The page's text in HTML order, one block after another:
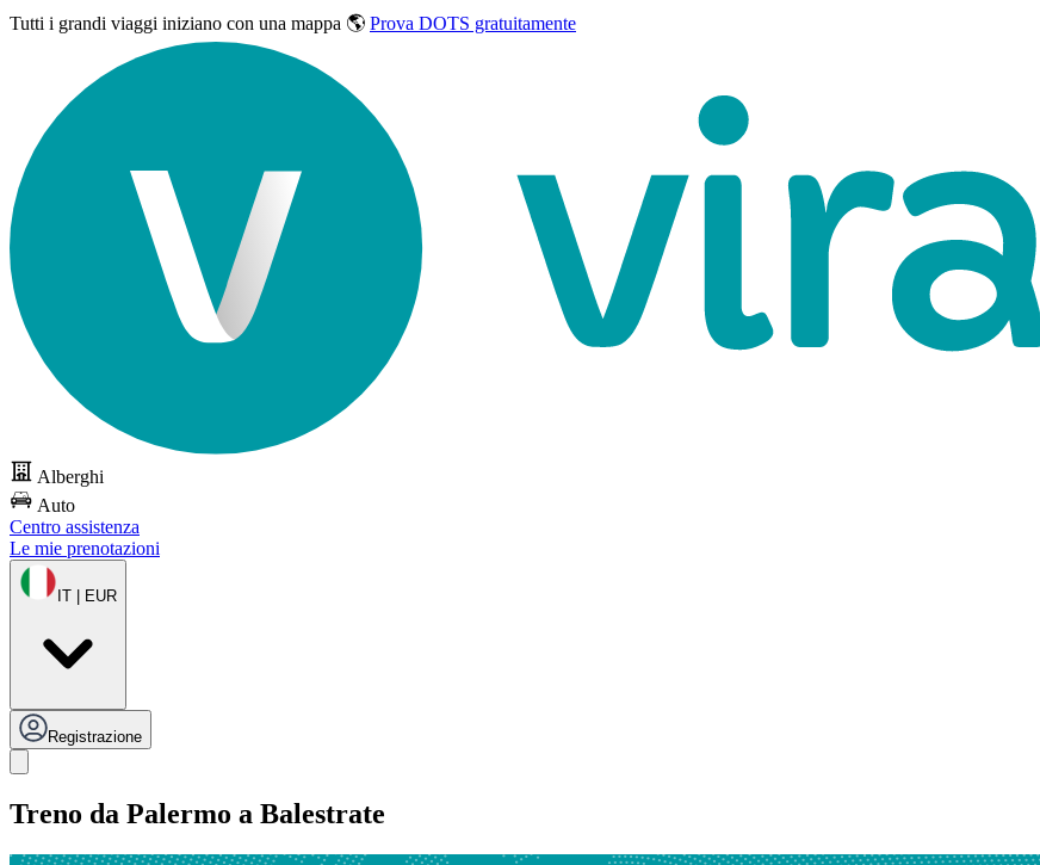
Tutti i grandi viaggi iniziano con una mappa 🌎 Prova DOTS gratuitamente
Alberghi
Auto
Centro assistenza
Le mie prenotazioni
IT | EUR
Registrazione
Treno da Palermo a Balestrate